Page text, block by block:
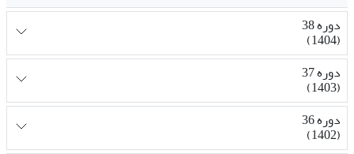
دوره 38
(1404)
دوره 37
(1403)
دوره 36
(1402)